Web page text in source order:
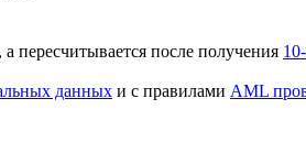
пересчитывается после получения
данных и с правилами AML